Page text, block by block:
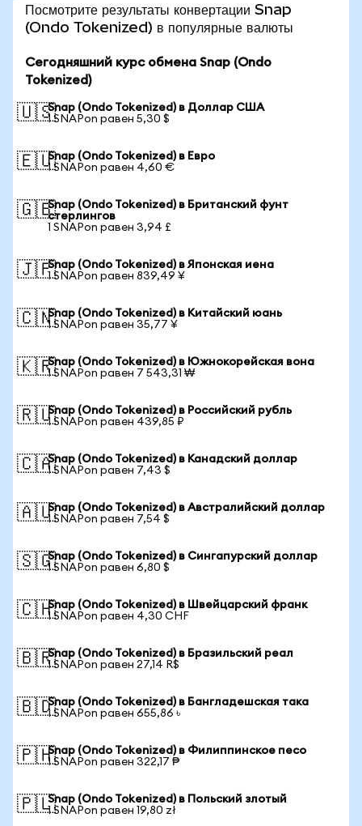
Посмотрите результаты конвертации Snap
(Ondo Tokenized) в популярные валюты
Сегодняшний курс обмена Snap (Ondo
Tokenized)
🇺🇸Snap (Ondo Tokenized) в Доллар США
1 SNAPon равен 5,30 $
🇪🇺Snap (Ondo Tokenized) в Евро
1 SNAPon равен 4,60 €
🇬🇧Snap (Ondo Tokenized) в Британский фунт
стерлингов
1 SNAPon равен 3,94 £
🇯🇵Snap (Ondo Tokenized) в Японская иена
1 SNAPon равен 839,49 ¥
🇨🇳Snap (Ondo Tokenized) в Китайский юань
1 SNAPon равен 35,77 ¥
🇰🇷Snap (Ondo Tokenized) в Южнокорейская вона
1 SNAPon равен 7 543,31 ₩
🇷🇺Snap (Ondo Tokenized) в Российский рубль
1 SNAPon равен 439,85 ₽
🇨🇦Snap (Ondo Tokenized) в Канадский доллар
1 SNAPon равен 7,43 $
🇦🇺Snap (Ondo Tokenized) в Австралийский доллар
1 SNAPon равен 7,54 $
🇸🇬Snap (Ondo Tokenized) в Сингапурский доллар
1 SNAPon равен 6,80 $
🇨🇭Snap (Ondo Tokenized) в Швейцарский франк
1 SNAPon равен 4,30 CHF
🇧🇷Snap (Ondo Tokenized) в Бразильский реал
1 SNAPon равен 27,14 R$
🇧🇩Snap (Ondo Tokenized) в Бангладешская така
1 SNAPon равен 655,86 ৳
🇵🇭Snap (Ondo Tokenized) в Филиппинское песо
1 SNAPon равен 322,17 ₱
🇵🇱Snap (Ondo Tokenized) в Польский злотый
1 SNAPon равен 19,80 zł